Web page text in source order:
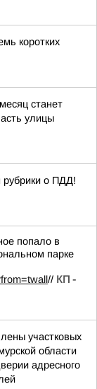
коротких
станет
улицы
рубрики о ПДД!
попало в
парке
// КП -
участковых
области
адресного